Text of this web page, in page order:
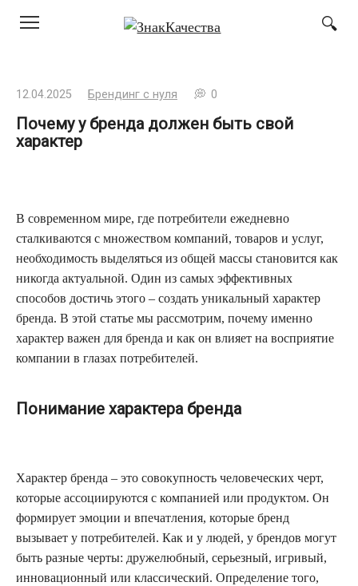
12.04.2025 Брендинг с нуля 0
Почему у бренда должен быть свой
характер
В современном мире, где потребители ежедневно
сталкиваются с множеством компаний, товаров и услуг,
необходимость выделяться из общей массы становится как
никогда актуальной. Один из самых эффективных
способов достичь этого – создать уникальный характер
бренда. В этой статье мы рассмотрим, почему именно
характер важен для бренда и как он влияет на восприятие
компании в глазах потребителей.
Понимание характера бренда
Характер бренда – это совокупность человеческих черт,
которые ассоциируются с компанией или продуктом. Он
формирует эмоции и впечатления, которые бренд
вызывает у потребителей. Как и у людей, у брендов могут
быть разные черты: дружелюбный, серьезный, игривый,
инновационный или классический. Определение того,